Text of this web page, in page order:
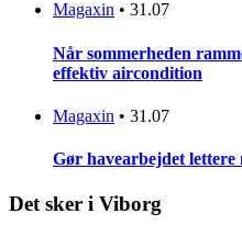
Magaxin • 31.07
Når sommerheden
effektiv aircondition
Magaxin • 31.07
Gør havearbejdet lettere
Det sker i Viborg